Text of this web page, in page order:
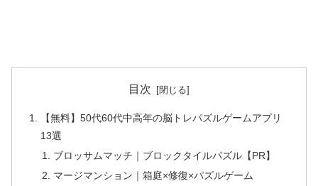
目次
【無料】50代60代中高年の脳トレパズルゲームアプリ
13選
ブロッサムマッチ｜ブロックタイルパズル【PR】
マージマンション｜箱庭×修復×パズルゲーム